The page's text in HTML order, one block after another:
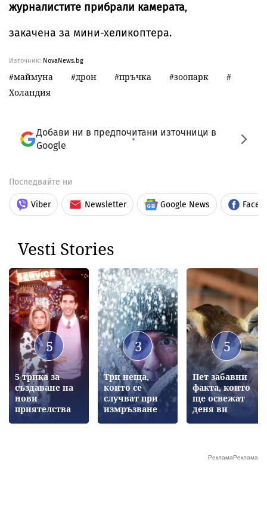
журналистите прибрали камерата,
закачена за мини-хеликоптера.
Източник: NovaNews.bg
маймуна дрон пръчка
зоопарк
Холандия
Добави ни в предпочитани източници в
Google
Последвайте ни
Viber Newsletter Google News
Vesti Stories
5
5 трика за
създаване на
нови
приятелства
3
Три неща,
които се
случват при
измръзване
5
Пет забавни
факта, които
ще освежат
деня ви